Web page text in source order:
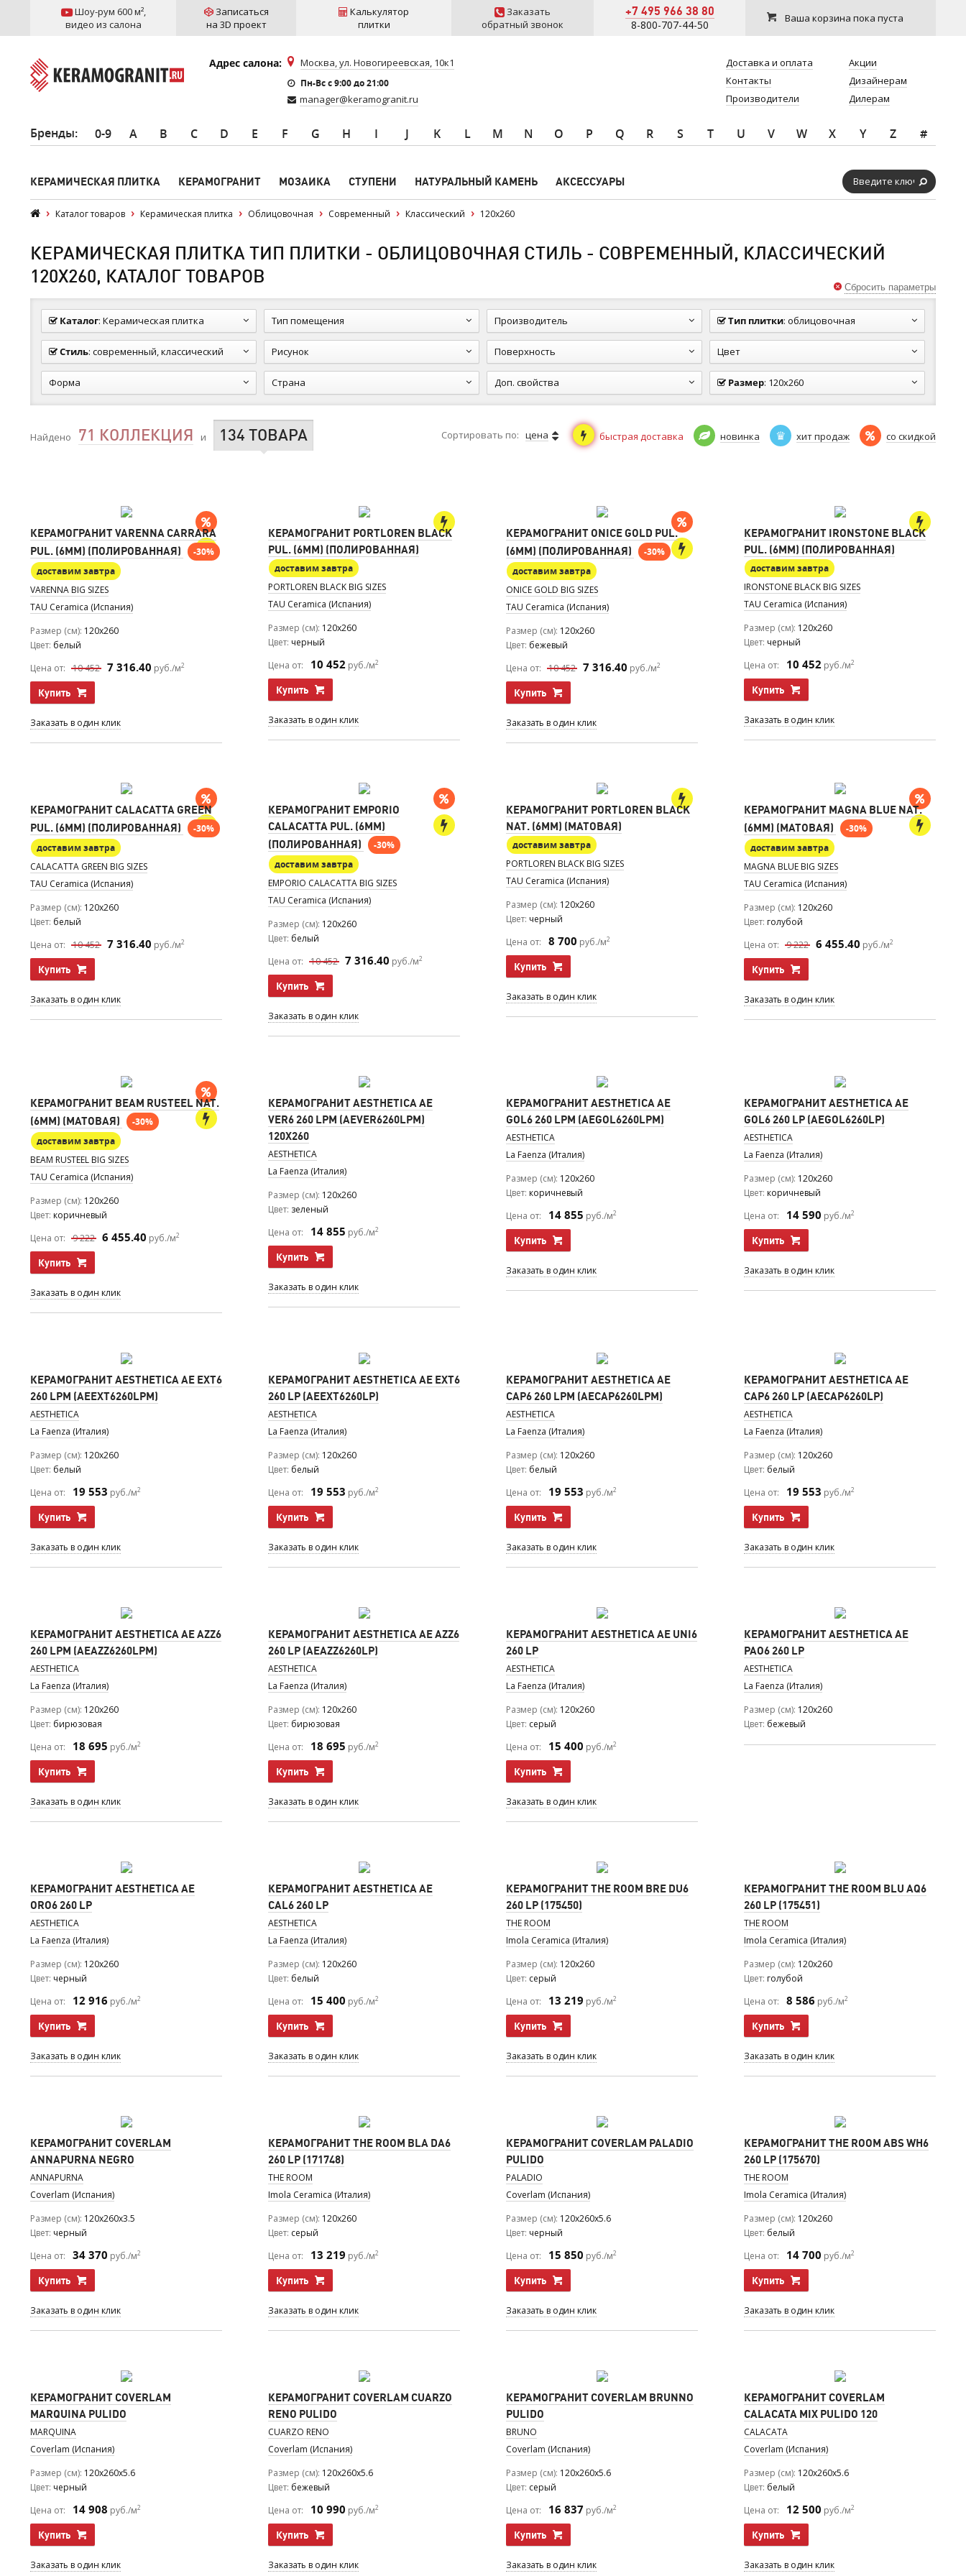
Шоу-рум 600 м²,
видео из салона
Записаться
на 3D проект
Калькулятор
плитки
Заказать
обратный звонок
+7 495 966 38 80
8-800-707-44-50 Ваша корзина пока пуста
Адрес салона: Москва, ул. Новогиреевская, 10к1
Пн-Вс c 9:00 до 21:00
manager@keramogranit.ru
Доставка и оплата
Контакты
Производители
Акции
Дизайнерам
Дилерам
Бренды: 0-9 A B C D E F G H I J K L M N O P Q R S T U V W X Y Z #
КЕРАМИЧЕСКАЯ ПЛИТКА КЕРАМОГРАНИТ МОЗАИКА СТУПЕНИ НАТУРАЛЬНЫЙ КАМЕНЬ АКСЕССУАРЫ
Каталог товаров Керамическая плитка Облицовочная Современный Классический 120x260
КЕРАМИЧЕСКАЯ ПЛИТКА ТИП ПЛИТКИ - ОБЛИЦОВОЧНАЯ СТИЛЬ - СОВРЕМЕННЫЙ, КЛАССИЧЕСКИЙ
120Х260, КАТАЛОГ ТОВАРОВ
Каталог: Керамическая плитка Тип помещения Производитель Тип плитки: облицовочная
Стиль: современный, классический Рисунок Поверхность Цвет
Форма Страна Доп. свойства Размер: 120x260
Сбросить параметры
Найдено 71 КОЛЛЕКЦИЯ и 134 ТОВАРА Сортировать по: цена быстрая доставка новинка хит продаж со скидкой
КЕРАМОГРАНИТ VARENNA CARRARA
PUL. (6MM) (ПОЛИРОВАННАЯ)
-30%
доставим завтра
VARENNA BIG SIZES
TAU Ceramica (Испания)
Размер (см) 120x260
Цвет белый
Цена от:
10 452 7 316.40 руб./м2
Купить
Заказать в один клик
КЕРАМОГРАНИТ PORTLOREN BLACK
PUL. (6MM) (ПОЛИРОВАННАЯ)
доставим завтра
PORTLOREN BLACK BIG SIZES
TAU Ceramica (Испания)
Размер (см) 120x260
Цвет черный
Цена от:
10 452 руб./м2
Купить
Заказать в один клик
КЕРАМОГРАНИТ ONICE GOLD PUL.
(6MM) (ПОЛИРОВАННАЯ)
-30%
доставим завтра
ONICE GOLD BIG SIZES
TAU Ceramica (Испания)
Размер (см) 120x260
Цвет бежевый
Цена от:
10 452 7 316.40 руб./м2
Купить
Заказать в один клик
КЕРАМОГРАНИТ IRONSTONE BLACK
PUL. (6MM) (ПОЛИРОВАННАЯ)
доставим завтра
IRONSTONE BLACK BIG SIZES
TAU Ceramica (Испания)
Размер (см) 120x260
Цвет черный
Цена от:
10 452 руб./м2
Купить
Заказать в один клик
КЕРАМОГРАНИТ CALACATTA GREEN
PUL. (6MM) (ПОЛИРОВАННАЯ)
-30%
доставим завтра
CALACATTA GREEN BIG SIZES
TAU Ceramica (Испания)
Размер (см) 120x260
Цвет белый
Цена от:
10 452 7 316.40 руб./м2
Купить
Заказать в один клик
КЕРАМОГРАНИТ EMPORIO
CALACATTA PUL. (6MM)
(ПОЛИРОВАННАЯ)
-30%
доставим завтра
EMPORIO CALACATTA BIG SIZES
TAU Ceramica (Испания)
Размер (см) 120x260
Цвет белый
Цена от:
10 452 7 316.40 руб./м2
Купить
Заказать в один клик
КЕРАМОГРАНИТ PORTLOREN BLACK
NAT. (6MM) (МАТОВАЯ)
доставим завтра
PORTLOREN BLACK BIG SIZES
TAU Ceramica (Испания)
Размер (см) 120x260
Цвет черный
Цена от:
8 700 руб./м2
Купить
Заказать в один клик
КЕРАМОГРАНИТ MAGNA BLUE NAT.
(6MM) (МАТОВАЯ)
-30%
доставим завтра
MAGNA BLUE BIG SIZES
TAU Ceramica (Испания)
Размер (см) 120x260
Цвет голубой
Цена от:
9 222 6 455.40 руб./м2
Купить
Заказать в один клик
КЕРАМОГРАНИТ BEAM RUSTEEL NAT.
(6MM) (МАТОВАЯ)
-30%
доставим завтра
BEAM RUSTEEL BIG SIZES
TAU Ceramica (Испания)
Размер (см) 120x260
Цвет коричневый
Цена от:
9 222 6 455.40 руб./м2
Купить
Заказать в один клик
КЕРАМОГРАНИТ AESTHETICA AE
VER6 260 LPM (AEVER6260LPM)
120Х260
AESTHETICA
La Faenza (Италия)
Размер (см) 120x260
Цвет зеленый
Цена от:
14 855 руб./м2
Купить
Заказать в один клик
КЕРАМОГРАНИТ AESTHETICA AE
GOL6 260 LPM (AEGOL6260LPM)
AESTHETICA
La Faenza (Италия)
Размер (см) 120x260
Цвет коричневый
Цена от:
14 855 руб./м2
Купить
Заказать в один клик
КЕРАМОГРАНИТ AESTHETICA AE
GOL6 260 LP (AEGOL6260LP)
AESTHETICA
La Faenza (Италия)
Размер (см) 120x260
Цвет коричневый
Цена от:
14 590 руб./м2
Купить
Заказать в один клик
КЕРАМОГРАНИТ AESTHETICA AE EXT6
260 LPM (AEEXT6260LPM)
AESTHETICA
La Faenza (Италия)
Размер (см) 120x260
Цвет белый
Цена от:
19 553 руб./м2
Купить
Заказать в один клик
КЕРАМОГРАНИТ AESTHETICA AE EXT6
260 LP (AEEXT6260LP)
AESTHETICA
La Faenza (Италия)
Размер (см) 120x260
Цвет белый
Цена от:
19 553 руб./м2
Купить
Заказать в один клик
КЕРАМОГРАНИТ AESTHETICA AE
CAP6 260 LPM (AECAP6260LPM)
AESTHETICA
La Faenza (Италия)
Размер (см) 120x260
Цвет белый
Цена от:
19 553 руб./м2
Купить
Заказать в один клик
КЕРАМОГРАНИТ AESTHETICA AE
CAP6 260 LP (AECAP6260LP)
AESTHETICA
La Faenza (Италия)
Размер (см) 120x260
Цвет белый
Цена от:
19 553 руб./м2
Купить
Заказать в один клик
КЕРАМОГРАНИТ AESTHETICA AE AZZ6
260 LPM (AEAZZ6260LPM)
AESTHETICA
La Faenza (Италия)
Размер (см) 120x260
Цвет бирюзовая
Цена от:
18 695 руб./м2
Купить
Заказать в один клик
КЕРАМОГРАНИТ AESTHETICA AE AZZ6
260 LP (AEAZZ6260LP)
AESTHETICA
La Faenza (Италия)
Размер (см) 120x260
Цвет бирюзовая
Цена от:
18 695 руб./м2
Купить
Заказать в один клик
КЕРАМОГРАНИТ AESTHETICA AE UNI6
260 LP
AESTHETICA
La Faenza (Италия)
Размер (см) 120x260
Цвет серый
Цена от:
15 400 руб./м2
Купить
Заказать в один клик
КЕРАМОГРАНИТ AESTHETICA AE
PAO6 260 LP
AESTHETICA
La Faenza (Италия)
Размер (см) 120x260
Цвет бежевый
КЕРАМОГРАНИТ AESTHETICA AE
ORO6 260 LP
AESTHETICA
La Faenza (Италия)
Размер (см) 120x260
Цвет черный
Цена от:
12 916 руб./м2
Купить
Заказать в один клик
КЕРАМОГРАНИТ AESTHETICA AE
CAL6 260 LP
AESTHETICA
La Faenza (Италия)
Размер (см) 120x260
Цвет белый
Цена от:
15 400 руб./м2
Купить
Заказать в один клик
КЕРАМОГРАНИТ THE ROOM BRE DU6
260 LP (175450)
THE ROOM
Imola Ceramica (Италия)
Размер (см) 120x260
Цвет серый
Цена от:
13 219 руб./м2
Купить
Заказать в один клик
КЕРАМОГРАНИТ THE ROOM BLU AQ6
260 LP (175451)
THE ROOM
Imola Ceramica (Италия)
Размер (см) 120x260
Цвет голубой
Цена от:
8 586 руб./м2
Купить
Заказать в один клик
КЕРАМОГРАНИТ COVERLAM
ANNAPURNA NEGRO
ANNAPURNA
Coverlam (Испания)
Размер (см) 120x260x3.5
Цвет черный
Цена от:
34 370 руб./м2
Купить
Заказать в один клик
КЕРАМОГРАНИТ THE ROOM BLA DA6
260 LP (171748)
THE ROOM
Imola Ceramica (Италия)
Размер (см) 120x260
Цвет серый
Цена от:
13 219 руб./м2
Купить
Заказать в один клик
КЕРАМОГРАНИТ COVERLAM PALADIO
PULIDO
PALADIO
Coverlam (Испания)
Размер (см) 120x260x5.6
Цвет черный
Цена от:
15 850 руб./м2
Купить
Заказать в один клик
КЕРАМОГРАНИТ THE ROOM ABS WH6
260 LP (175670)
THE ROOM
Imola Ceramica (Италия)
Размер (см) 120x260
Цвет белый
Цена от:
14 700 руб./м2
Купить
Заказать в один клик
КЕРАМОГРАНИТ COVERLAM
MARQUINA PULIDO
MARQUINA
Coverlam (Испания)
Размер (см) 120x260x5.6
Цвет черный
Цена от:
14 908 руб./м2
Купить
Заказать в один клик
КЕРАМОГРАНИТ COVERLAM CUARZO
RENO PULIDO
CUARZO RENO
Coverlam (Испания)
Размер (см) 120x260x5.6
Цвет бежевый
Цена от:
10 990 руб./м2
Купить
Заказать в один клик
КЕРАМОГРАНИТ COVERLAM BRUNNO
PULIDO
BRUNO
Coverlam (Испания)
Размер (см) 120x260x5.6
Цвет серый
Цена от:
16 837 руб./м2
Купить
Заказать в один клик
КЕРАМОГРАНИТ COVERLAM
CALACATA MIX PULIDO 120
CALACATA
Coverlam (Испания)
Размер (см) 120x260x5.6
Цвет белый
Цена от:
12 500 руб./м2
Купить
Заказать в один клик